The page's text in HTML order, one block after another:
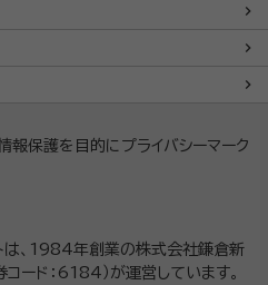
保護を目的にプライバシーマーク
は、1984年創業の株式会社鎌倉新
コード：6184）が運営しています。